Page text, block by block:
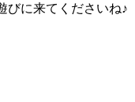
びに来てくださいね♪